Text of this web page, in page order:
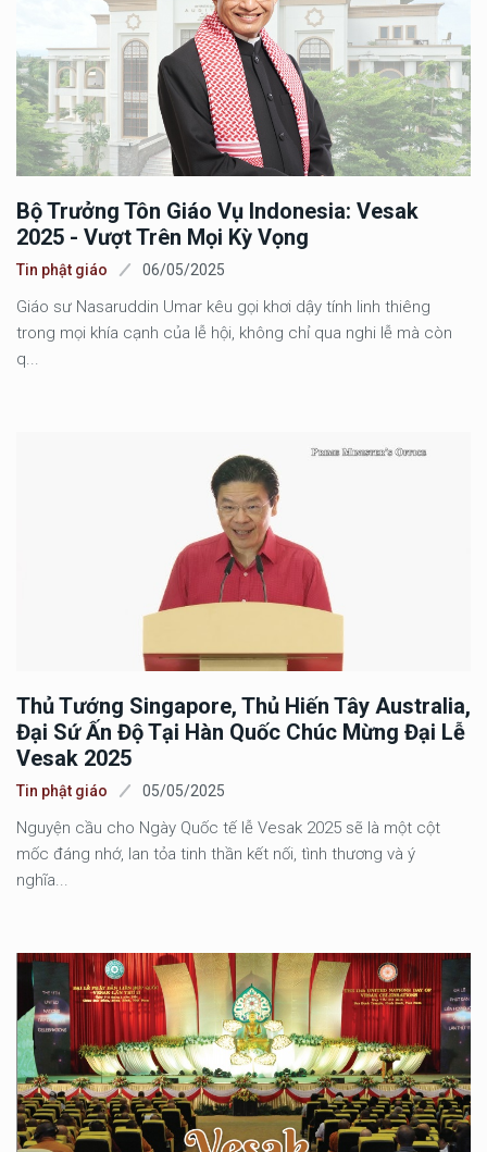
Bộ Trưởng Tôn Giáo Vụ Indonesia: Vesak
2025 - Vượt Trên Mọi Kỳ Vọng
Tin phật giáo 06/05/2025
Giáo sư Nasaruddin Umar kêu gọi khơi dậy tính linh thiêng
trong mọi khía cạnh của lễ hội, không chỉ qua nghi lễ mà còn
q...
Thủ Tướng Singapore, Thủ Hiến Tây Australia,
Đại Sứ Ấn Độ Tại Hàn Quốc Chúc Mừng Đại Lễ
Vesak 2025
Tin phật giáo 05/05/2025
Nguyện cầu cho Ngày Quốc tế lễ Vesak 2025 sẽ là một cột
mốc đáng nhớ, lan tỏa tinh thần kết nối, tình thương và ý
nghĩa...